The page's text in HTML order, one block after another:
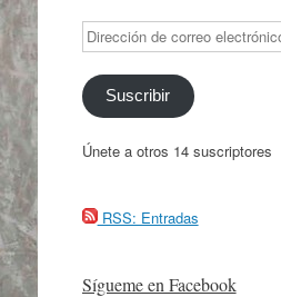
Dirección
de
correo
electrónico
Suscribir
Únete a otros 14 suscriptores
RSS: Entradas
Sígueme en Facebook